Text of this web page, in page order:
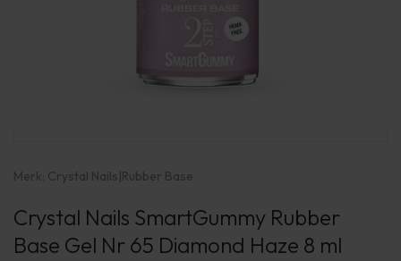
Merk: Crystal Nails|Rubber Base
Crystal Nails SmartGummy Rubber
Base Gel Nr 65 Diamond Haze 8 ml